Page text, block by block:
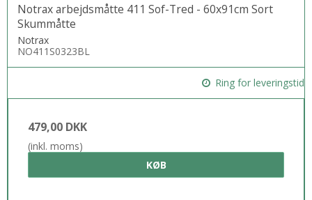
Notrax arbejdsmåtte 411 Sof-Tred - 60x91cm Sort
Skummåtte
Notrax
NO411S0323BL
Ring for leveringstid
479,00 DKK
(inkl. moms)
KØB